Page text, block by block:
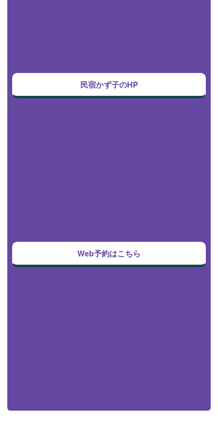
民宿かず子のHP
Web予約はこちら